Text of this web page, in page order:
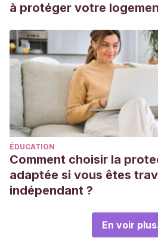
à protéger votre
ÉDUCATION
Comment choisir la
adaptée si vous êtes
indépendant ?
En voir